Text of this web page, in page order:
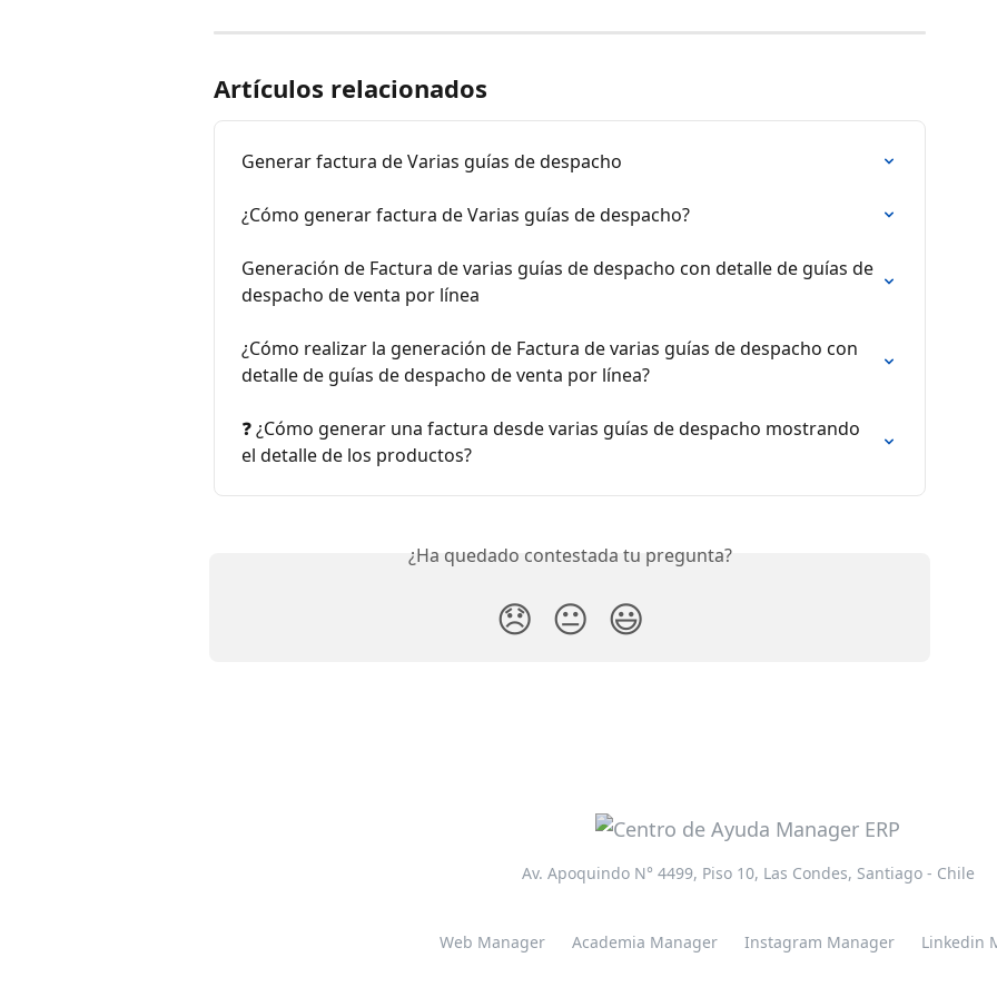
Artículos relacionados
Generar factura de Varias guías de despacho
¿Cómo generar factura de Varias guías de despacho?
Generación de Factura de varias guías de despacho con detalle de guías de
despacho de venta por línea
¿Cómo realizar la generación de Factura de varias guías de despacho con
detalle de guías de despacho de venta por línea?
❓ ¿Cómo generar una factura desde varias guías de despacho mostrando
el detalle de los productos?
¿Ha quedado contestada tu pregunta?
😞 😐 😃
Av. Apoquindo N° 4499, Piso 10, Las Condes, Santiago - Chile
Web Manager Academia Manager Instagram Manager Linkedin